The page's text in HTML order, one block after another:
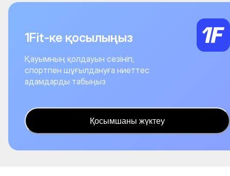
1Fit-ке қосылыңыз
Қауымның қолдауын сезініп,
спортпен шұғылдануға ниеттес
адамдарды табыңыз
Қосымшаны жүктеу